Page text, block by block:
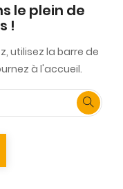
le plein de
!
utilisez la barre de
à l'accueil.